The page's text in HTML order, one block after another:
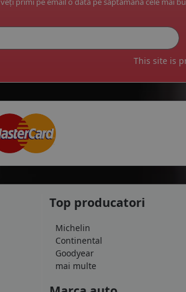
This site is
Top producatori
Michelin
Continental
Goodyear
mai multe